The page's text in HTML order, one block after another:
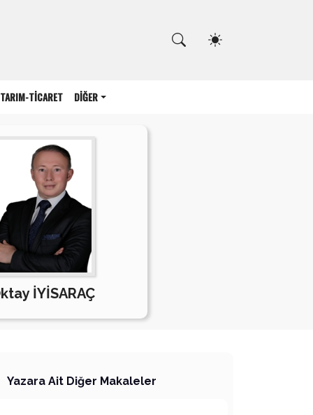
TARIM-TİCARET DİĞER
İYİSARAÇ
Yazara Ait Diğer Makaleler